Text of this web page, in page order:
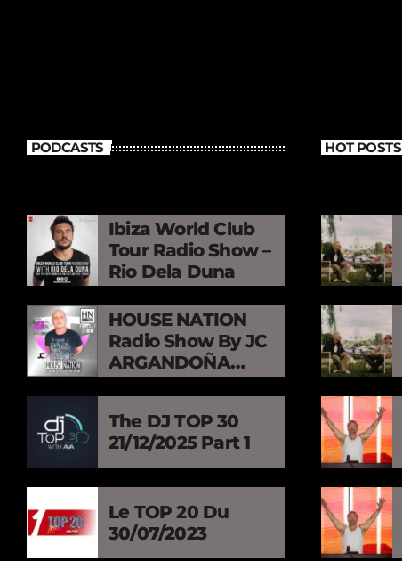
PODCASTS
Ibiza World Club
Tour Radio Show –
Rio Dela Duna
HOUSE NATION
Radio Show By JC
ARGANDOÑA
Episode 273
The DJ TOP 30
21/12/2025 Part 1
Le TOP 20 Du
30/07/2023
HOT POSTS